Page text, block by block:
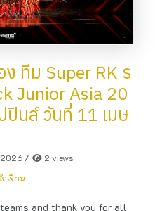
ทีม Super RK ร
Junior Asia 20
นส์ วันที่ 11 เมษ
/
2 views
เรียน
and thank you for all